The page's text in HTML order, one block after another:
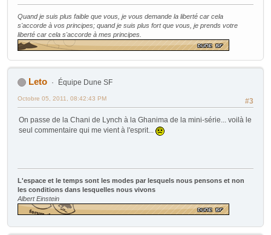
Quand je suis plus faible que vous, je vous demande la liberté car cela
s'accorde à vos principes; quand je suis plus fort que vous, je prends votre
liberté car cela s'accorde à mes principes.
Leto Équipe Dune SF
#3
Octobre 05, 2011, 08:42:43 PM
On passe de la Chani de Lynch à la Ghanima de la mini-série... voilà le
seul commentaire qui me vient à l'esprit...
L'espace et le temps sont les modes par lesquels nous pensons et non
les conditions dans lesquelles nous vivons
Albert Einstein